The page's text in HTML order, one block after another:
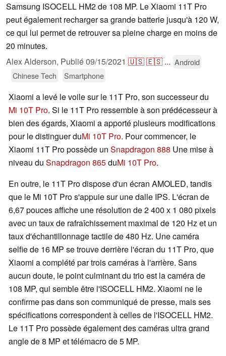
Samsung ISOCELL HM2 de 108 MP. Le Xiaomi 11T Pro
peut également recharger sa grande batterie jusqu'à 120 W,
ce qui lui permet de retrouver sa pleine charge en moins de
20 minutes.
Alex Alderson, Publié09/15/2021 🇺🇸🇪🇸 ... Android
Chinese Tech
Smartphone
Xiaomi a levé le voile sur le 11T Pro, son successeur du
Mi 10T Pro. Si le 11T Pro ressemble à son prédécesseur à
bien des égards, Xiaomi a apporté plusieurs modifications
pour le distinguer duMi 10T Pro. Pour commencer, le
Xiaomi 11T Pro possède un Snapdragon 888 Une mise à
niveau du Snapdragon 865duMi 10T Pro.
En outre, le 11T Pro dispose d'un écran AMOLED, tandis
que le Mi 10T Pro s'appuie sur une dalle IPS. L'écran de
6,67 pouces affiche une résolution de 2 400 x 1 080 pixels
avec un taux de rafraîchissement maximal de 120 Hz et un
taux d'échantillonnage tactile de 480 Hz. Une caméra
selfie de 16 MP se trouve derrière l'écran du 11T Pro, que
Xiaomi a complété par trois caméras à l'arrière. Sans
aucun doute, le point culminant du trio est la caméra de
108 MP, qui semble être l'ISOCELL HM2. Xiaomi ne le
confirme pas dans son communiqué de presse, mais ses
spécifications correspondent à celles de l'ISOCELL HM2.
Le 11T Pro possède également des caméras ultra grand
angle de 8 MP et télémacro de 5 MP.